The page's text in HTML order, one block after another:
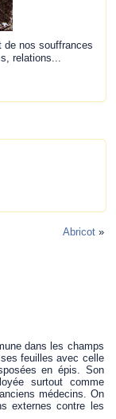
de nos souffrances
relations...
Abricot»
dans les champs
feuilles avec celle
en épis. Son
surtout comme
médecins. On
externes contre les